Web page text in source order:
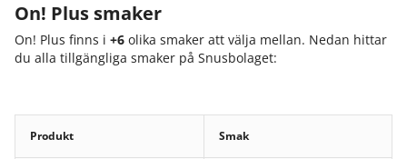
On! Plus smaker
On! Plus finns i +6 olika smaker att välja mellan. Nedan hittar
du alla tillgängliga smaker på Snusbolaget:
Produkt Smak